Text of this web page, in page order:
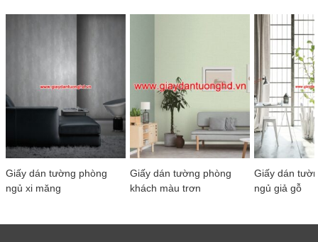
Giấy dán tường phòng
ngủ xi măng
Giấy dán tường phòng
khách màu trơn
Giấy dán
ngủ giả gỗ